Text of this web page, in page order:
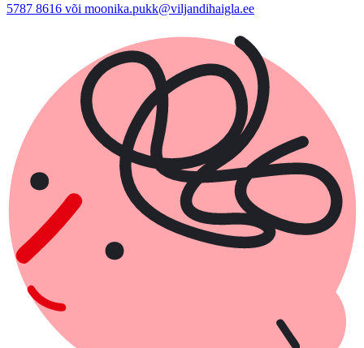
5787 8616 või moonika.pukk@viljandihaigla.ee